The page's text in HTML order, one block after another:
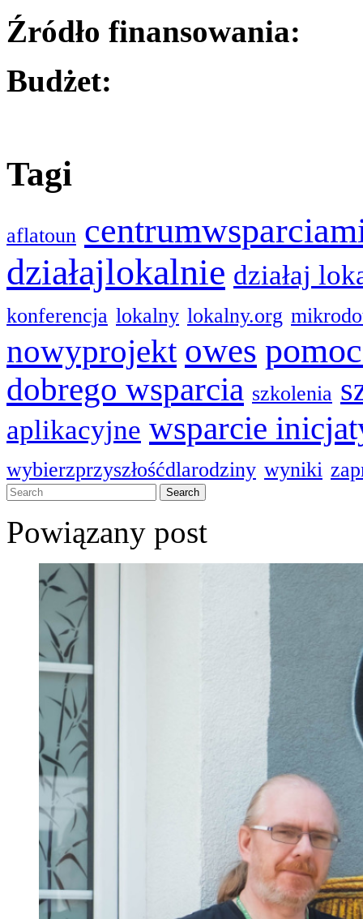
Źródło finansowania:
Budżet:
Tagi
aflatoun
działajlokalnie działaj
konferencja lokalny lokalny.org
nowyprojekt owes
dobrego wsparcia szkolenia
aplikacyjne wsparcie
wybierzprzyszłośćdlarodziny wyniki
Powiązany post